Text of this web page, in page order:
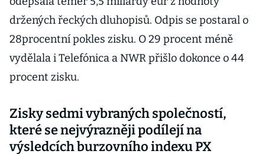
držených řeckých dluhopisů. Odpis se postaral o
28procentní pokles zisku. O 29 procent méně
vydělala i Telefónica a NWR přišlo dokonce o 44
procent zisku.
Zisky sedmi vybraných společností,
které se nejvýrazněji podílejí na
výsledcích burzovního indexu PX